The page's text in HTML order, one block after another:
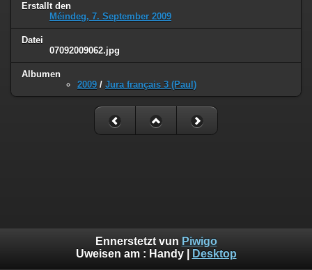
Erstallt den
Méindeg, 7. September 2009
Datei
07092009062.jpg
Albumen
2009 / Jura français 3 (Paul)
Ennerstetzt vun Piwigo
Uweisen am : Handy| Desktop